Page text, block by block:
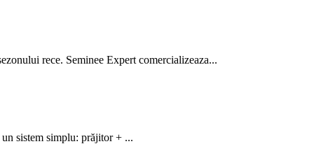
rece. Seminee Expert comercializeaza...
sistem simplu: prăjitor + ...